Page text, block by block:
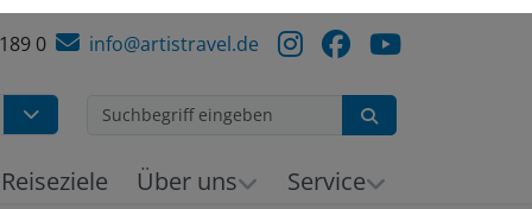
0 info@artistravel.de
Suchen
Reiseziele Über uns Service